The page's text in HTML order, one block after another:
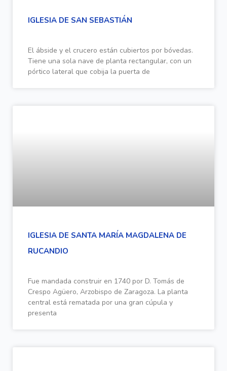
IGLESIA DE SAN SEBASTIÁN
El ábside y el crucero están cubiertos por bóvedas.
Tiene una sola nave de planta rectangular, con un
pórtico lateral que cobija la puerta de
IGLESIA DE SANTA MARÍA MAGDALENA DE
RUCANDIO
Fue mandada construir en 1740 por D. Tomás de
Crespo Agüero, Arzobispo de Zaragoza. La planta
central está rematada por una gran cúpula y
presenta